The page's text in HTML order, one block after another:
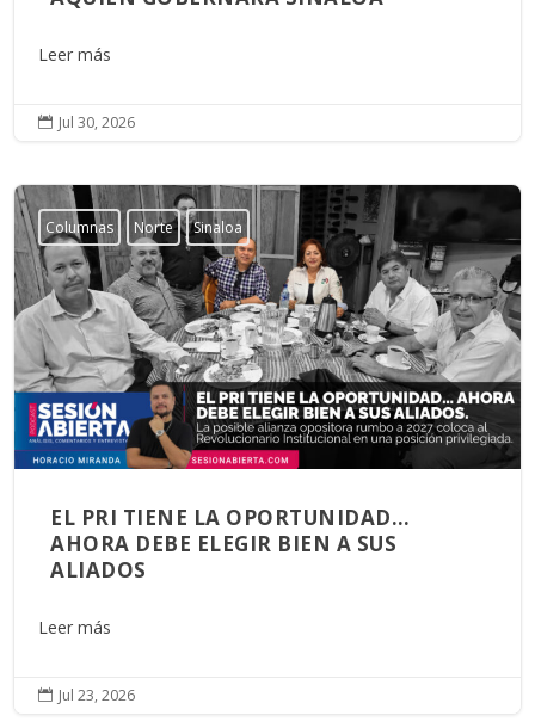
Leer más
 Jul 30, 2026
Columnas Norte Sinaloa
EL PRI TIENE LA OPORTUNIDAD…
AHORA DEBE ELEGIR BIEN A SUS
ALIADOS
Leer más
 Jul 23, 2026